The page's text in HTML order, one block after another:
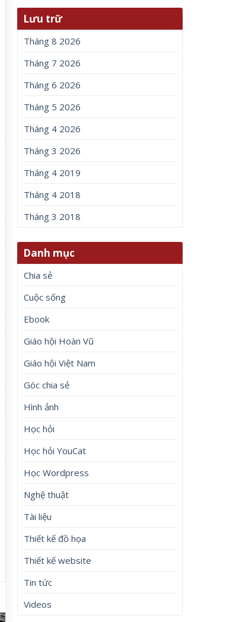
Lưu trữ
Tháng 8 2026
Tháng 7 2026
Tháng 6 2026
Tháng 5 2026
Tháng 4 2026
Tháng 3 2026
Tháng 4 2019
Tháng 4 2018
Tháng 3 2018
Danh mục
Chia sẻ
Cuộc sống
Ebook
Giáo hội Hoàn Vũ
Giáo hội Việt Nam
Góc chia sẻ
Hình ảnh
Học hỏi
Học hỏi YouCat
Học Wordpress
Nghệ thuật
Tài liệu
Thiết kế đồ họa
Thiết kế website
Tin tức
Videos